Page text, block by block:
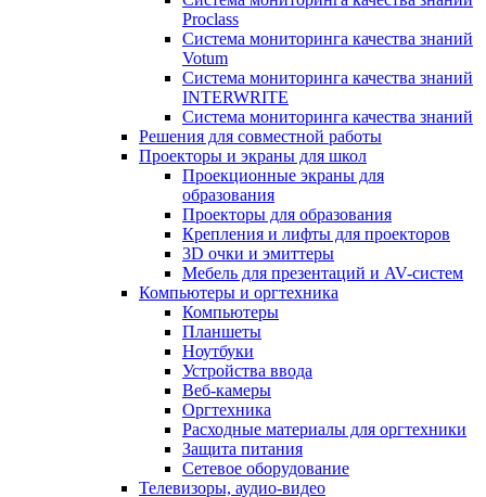
Proclass
Система мониторинга качества знаний
Votum
Система мониторинга качества знаний
INTERWRITE
Система мониторинга качества знаний
Решения для совместной работы
Проекторы и экраны для школ
Проекционные экраны для
образования
Проекторы для образования
Крепления и лифты для проекторов
3D очки и эмиттеры
Мебель для презентаций и AV-систем
Компьютеры и оргтехника
Компьютеры
Планшеты
Ноутбуки
Устройства ввода
Веб-камеры
Оргтехника
Расходные материалы для оргтехники
Защита питания
Сетевое оборудование
Телевизоры, аудио-видео